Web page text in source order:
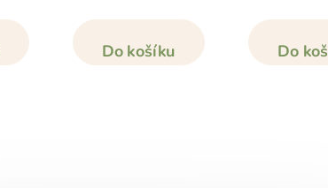
Do košíku Do